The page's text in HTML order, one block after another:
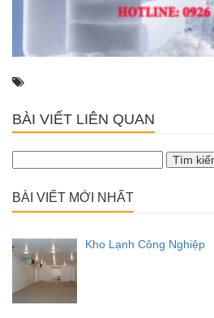
BÀI VIẾT LIÊN QUAN
kiếm
BÀI VIẾT MỚI NHẤT
Kho Lạnh Công Nghiệp